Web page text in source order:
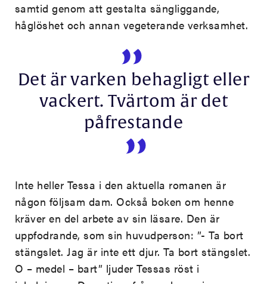
samtid genom att gestalta sängliggande,
håglöshet och annan vegeterande verksamhet.
Det är varken behagligt eller
vackert. Tvärtom är det
påfrestande
Inte heller Tessa i den aktuella romanen är
någon följsam dam. Också boken om henne
kräver en del arbete av sin läsare. Den är
uppfodrande, som sin huvudperson: ”- Ta bort
stängslet. Jag är inte ett djur. Ta bort stängslet.
O – medel – bart” ljuder Tessas röst i